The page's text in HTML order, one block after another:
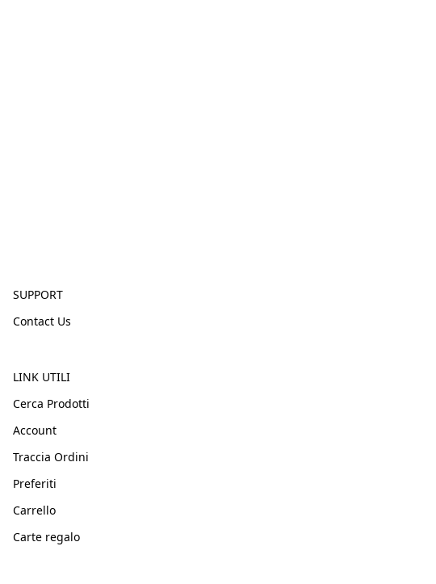
SUPPORT
Contact Us
LINK UTILI
Cerca Prodotti
Account
Traccia Ordini
Preferiti
Carrello
Carte regalo